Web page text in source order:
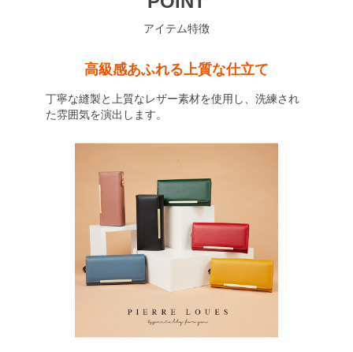
アイテム特徴
高級感あふれる上質な仕立て
丁寧な縫製と上質なレザー素材を使用し、洗練され
た雰囲気を演出します。